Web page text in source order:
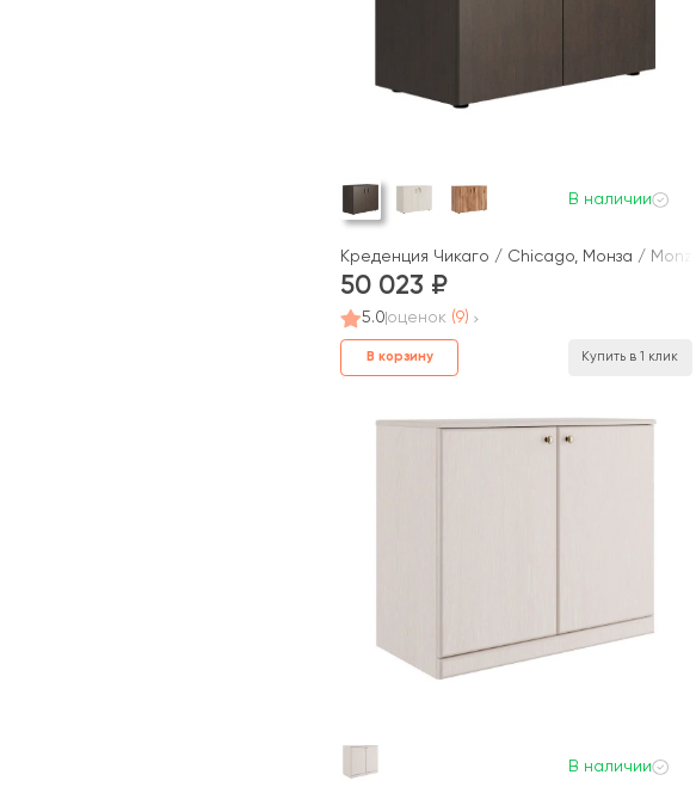
В наличии
Креденция Чикаго / Chicago, Монза / Monza
50 023
5.0 оценок (9)
В корзину Купить в 1 клик
В наличии